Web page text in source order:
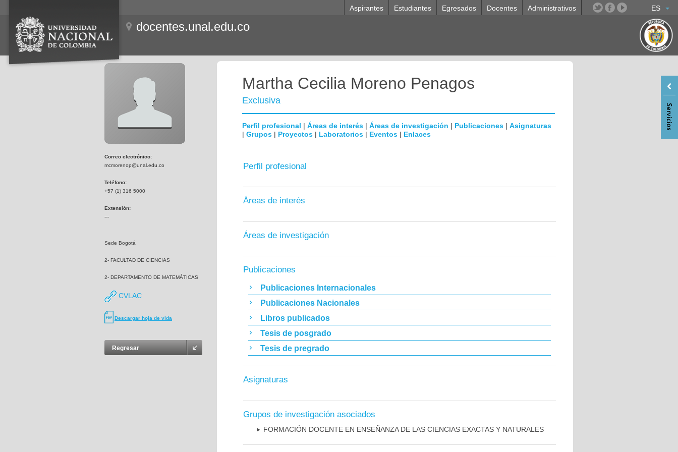
ES
Aspirantes Estudiantes Egresados Docentes Administrativos
docentes.unal.edu.co
Correo electrónico:
mcmorenop@unal.edu.co
Teléfono:
+57 (1) 316 5000
Extensión:
---
Sede Bogotá
2- FACULTAD DE CIENCIAS
2- DEPARTAMENTO DE MATEMÁTICAS
CVLAC
Descargar hoja de vida
Regresar
Martha Cecilia Moreno Penagos
Exclusiva
Perfil profesional | Áreas de interés | Áreas de investigación | Publicaciones | Asignaturas
| Grupos | Proyectos | Laboratorios | Eventos | Enlaces
Perfil profesional
Áreas de interés
Áreas de investigación
Publicaciones
Publicaciones Internacionales
Publicaciones Nacionales
Libros publicados
Tesis de posgrado
Tesis de pregrado
Asignaturas
Grupos de investigación asociados
FORMACIÓN DOCENTE EN ENSEÑANZA DE LAS CIENCIAS EXACTAS Y NATURALES